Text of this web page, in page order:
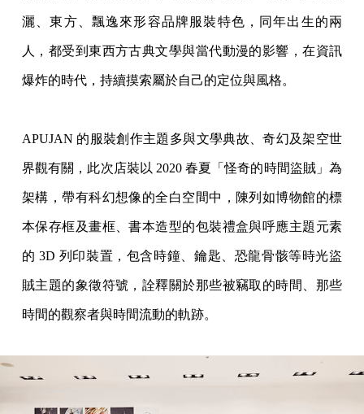
灑、東方、飄逸來形容品牌服裝特色，同年出生的兩
人，都受到東西方古典文學與當代動漫的影響，在資訊
爆炸的時代，持續摸索屬於自己的定位與風格。
APUJAN 的服裝創作主題多與文學典故、奇幻及架空世
界觀有關，此次店裝以 2020 春夏「怪奇的時間盜賊」為
架構，帶有科幻想像的全白空間中，陳列如博物館的標
本保存框及畫框、書本造型的包裝禮盒與呼應主題元素
的 3D 列印裝置，包含時鐘、鑰匙、恐龍骨骸等時光盜
賊主題的象徵符號，詮釋關於那些被竊取的時間、那些
時間的觀察者與時間流動的軌跡。